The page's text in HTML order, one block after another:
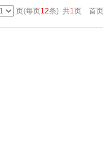
页(每页12条) 共1页 首页